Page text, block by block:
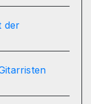
der